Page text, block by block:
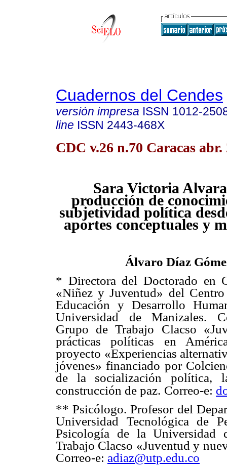
Cuadernos del Cendes
versión impresa ISSN 1012-
line ISSN 2443-468X
CDC v.26 n.70 Caracas abr.
Sara Victoria
producción de
subjetividad política
aportes conceptuales y
Álvaro Díaz
* Directora del Doctorado en
«Niñez y Juventud» del
Educación y Desarrollo
Universidad de Manizales.
Grupo de Trabajo Clacso
prácticas políticas en
proyecto «Experiencias
jóvenes» financiado por
de la socialización política,
construcción de paz. Correo-e:
** Psicólogo. Profesor del
Universidad Tecnológica de
Psicología de la Universidad
Trabajo Clacso «Juventud y
Correo-e: adiaz@utp.edu.co